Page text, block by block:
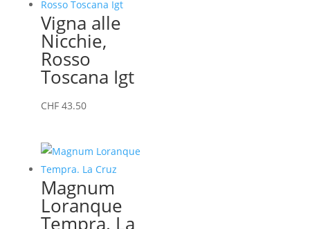
Vigna alle
Nicchie,
Rosso
Toscana Igt
CHF43.50
Magnum
Loranque
Tempra. La